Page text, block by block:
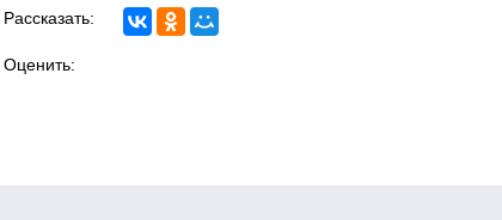
Рассказать:
Оценить: